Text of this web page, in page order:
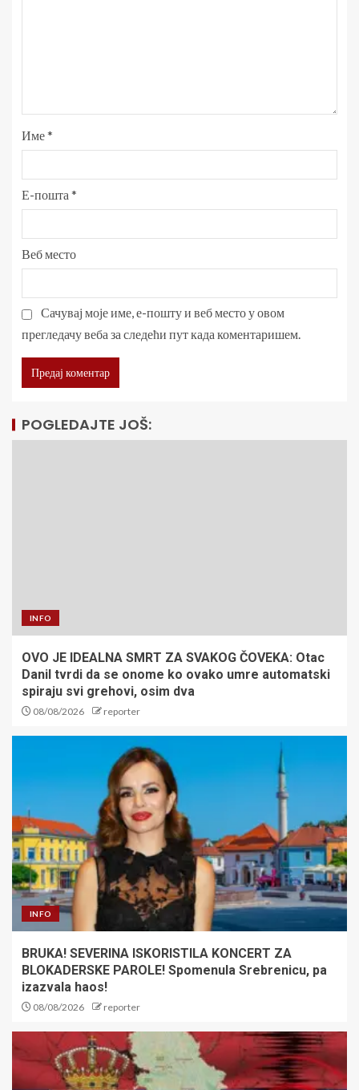
Име*
Е-пошта *
Веб место
Сачувај моје име, е-пошту и веб место у овом
прегледачу веба за следећи пут када коментаришем.
POGLEDAJTE JOŠ:
INFO
OVO JE IDEALNA SMRT ZA SVAKOG ČOVEKA: Otac
Danil tvrdi da se onome ko ovako umre automatski
spiraju svi grehovi, osim dva
08/08/2026 reporter
INFO
BRUKA! SEVERINA ISKORISTILA KONCERT ZA
BLOKADERSKE PAROLE! Spomenula Srebrenicu, pa
izazvala haos!
08/08/2026 reporter